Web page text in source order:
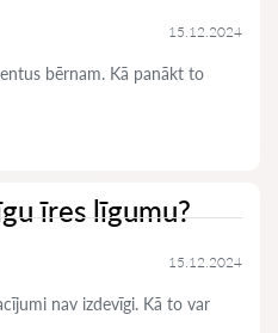
15.12.2024
bērnam. Kā panākt to
īres līgumu?
15.12.2024
nav izdevīgi. Kā to var